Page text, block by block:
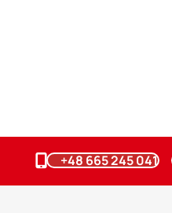
+48 665 245 041